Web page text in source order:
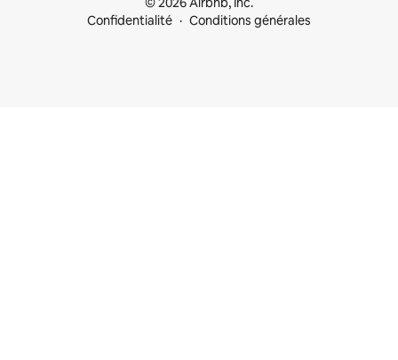
Confidentialité
Conditions générales